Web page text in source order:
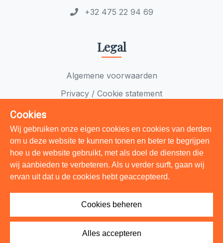
Cookies
Wij gebruiken onze eigen cookies en cookies van derden
om u deze website te kunnen tonen en beter te begrijpen
hoe u de website gebruikt, met als doel de diensten die
wij aanbieden te verbeteren. Als u verder surft, gaan wij
ervan uit dat u de cookies hebt geaccepteerd.
Cookies beheren
Alles accepteren
+32 475 22 94 69
Legal
Algemene voorwaarden
Privacy / Cookie statement
Social
Facebook
© 2026 Limburg Bouwt. Alle rechten voorbehouden.